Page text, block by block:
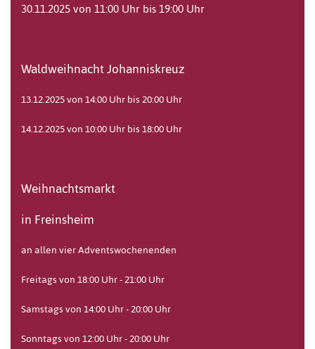
30.11.2025 von 11:00 Uhr bis 19:00 Uhr
Waldweihnacht Johanniskreuz
13.12.2025 von 14:00 Uhr bis 20:00 Uhr
14.12.2025 von 10:00 Uhr bis 18:00 Uhr
Weihnachtsmarkt
in Freinsheim
an allen vier Adventswochenenden
Freitags von 18:00 Uhr - 21:00 Uhr
Samstags von 14:00 Uhr - 20:00 Uhr
Sonntags von 12:00 Uhr - 20:00 Uhr